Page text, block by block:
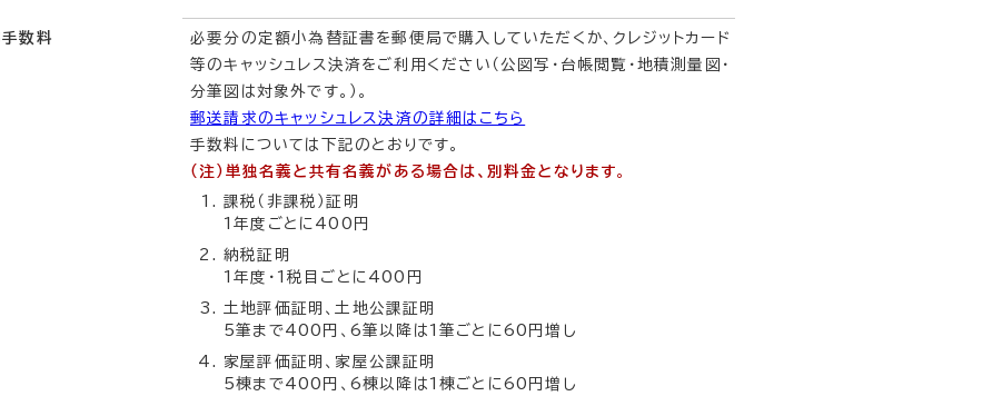
数料
必要分の定額小為替証書を郵便局で購入していただくか、クレジットカード
等のキャッシュレス決済をご利用ください（公図写・台帳閲覧・地積測量図・
分筆図は対象外です。）。
郵送請求のキャッシュレス決済の詳細はこちら
手数料については下記のとおりです。
（注）単独名義と共有名義がある場合は、別料金となります。
課税（非課税）証明
1年度ごとに400円
納税証明
1年度・1税目ごとに400円
土地評価証明、土地公課証明
5筆まで400円、6筆以降は1筆ごとに60円増し
家屋評価証明、家屋公課証明
5棟まで400円、6棟以降は1棟ごとに60円増し